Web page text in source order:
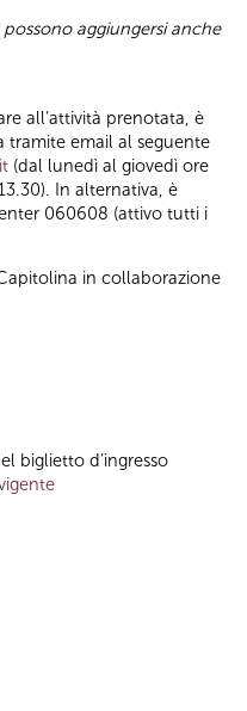
aggiungersi anche
all’attività prenotata, è
tramite email al seguente
(dal lunedì al giovedì ore
In alternativa, è
060608 (attivo tutti i
in collaborazione
biglietto d’ingresso